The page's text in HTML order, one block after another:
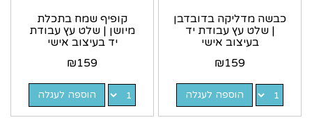
כבשה מדליקה בדובדבן
| שלט עץ עבודת יד
בעיצוב אישי
₪159
הוספה לעגלה
קופיף שמח בתכלת
מיושן | שלט עץ עבודת
יד בעיצוב אישי
₪159
הוספה לעגלה